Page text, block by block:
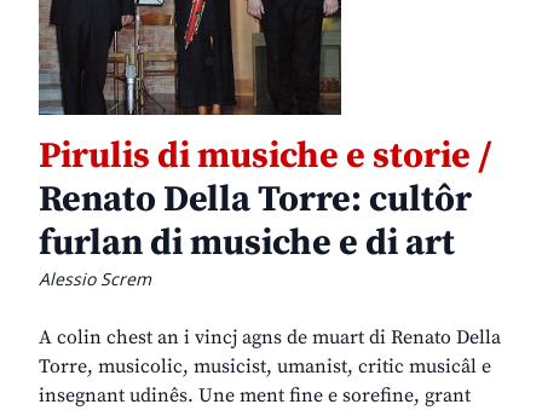
Pirulis di musiche e storie /
Renato Della Torre: cultôr
furlan di musiche e di art
Alessio Screm
A colin chest an i vincj agns de muart di Renato Della
Torre, musicolic, musicist, umanist, critic musicâl e
insegnant udinês. Une ment fine e sorefine, grant